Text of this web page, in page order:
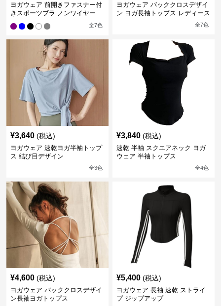
ヨガウェア 前開きファスナー付
きスポーツブラ ノンワイヤー
全7色
ヨガウェア バッククロスデザイ
ン ヨガ長袖トップス レディース
全7色
¥3,640 (税込)
ヨガウェア 速乾ヨガ半袖トップ
ス 結び目デザイン
全3色
¥3,840 (税込)
速乾 半袖 スクエアネック ヨガ
ウェア 半袖トップス
全4色
¥4,600 (税込)
ヨガウェア バッククロスデザイ
ン長袖ヨガトップス
¥5,400 (税込)
ヨガウェア 長袖 速乾 ストライ
プ ジップアップ